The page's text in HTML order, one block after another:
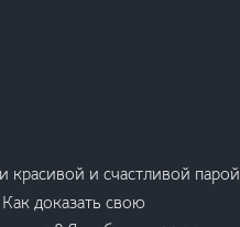
и счастливой парой.
доказать свою